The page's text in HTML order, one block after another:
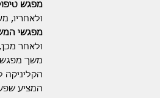
מפגש
ולאחריו,
מפגשי
ולאחר
משך מפגש טיפולי
הקליניקה
המציע